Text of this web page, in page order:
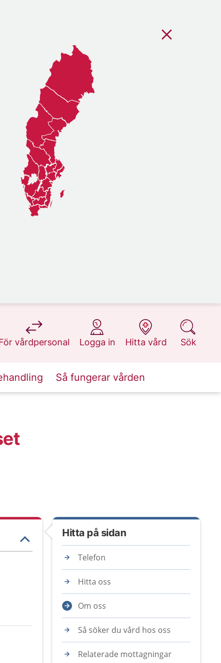
vårdpersonal
på 1177.se
Logga in
på 1177.se
Hitta vård
på 1177.se
Sök
på 1177.se
Så fungerar vården
Hitta på sidan
Telefon
Hitta oss
Om oss
Så söker du vård hos oss
Relaterade mottagningar